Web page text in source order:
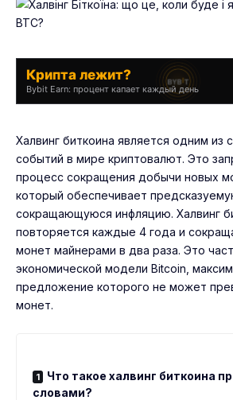
Крипта лежит?
Bybit Earn: процент капает каждый день
Халвинг биткоина является одним из
событий в мире криптовалют. Это
процесс сокращения добычи новых
который обеспечивает
сокращающуюся инфляцию. Халвинг
повторяется каждые 4 года и
монет майнерами в два раза. Это
экономической модели Bitcoin,
предложение которого не может
монет.
Что такое халвинг биткоина
словами?